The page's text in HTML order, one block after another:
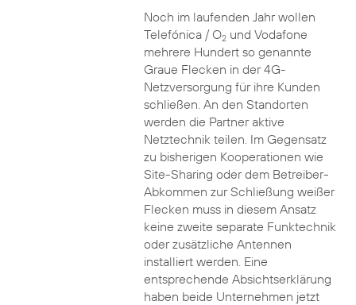
Noch im laufenden Jahr wollen
Telefónica / O2und Vodafone
mehrere Hundert so genannte
Graue Flecken in der 4G-
Netzversorgung für ihre Kunden
schließen. An den Standorten
werden die Partner aktive
Netztechnik teilen. Im Gegensatz
zu bisherigen Kooperationen wie
Site-Sharing oder dem Betreiber-
Abkommen zur Schließung weißer
Flecken muss in diesem Ansatz
keine zweite separate Funktechnik
oder zusätzliche Antennen
installiert werden. Eine
entsprechende Absichtserklärung
haben beide Unternehmen jetzt